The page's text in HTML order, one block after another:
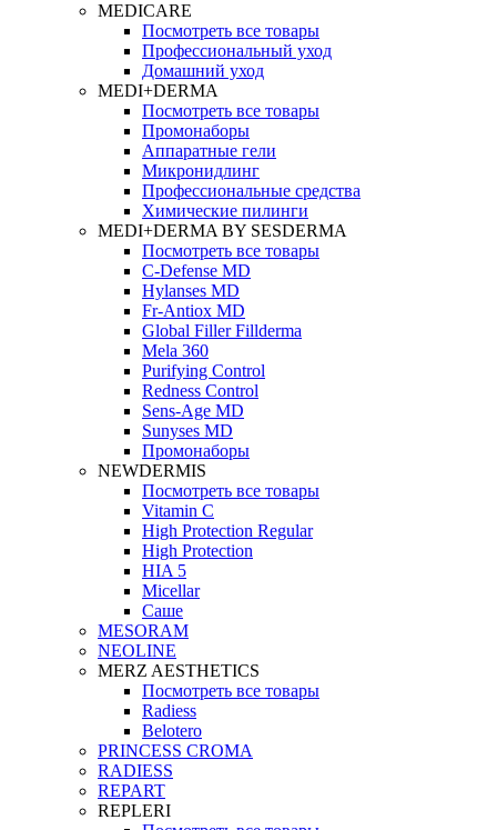
MEDICARE
Посмотреть все товары
Профессиональный уход
Домашний уход
MEDI+DERMA
Посмотреть все товары
Промонаборы
Аппаратные гели
Микронидлинг
Профессиональные средства
Химические пилинги
MEDI+DERMA BY SESDERMA
Посмотреть все товары
C-Defense MD
Hylanses MD
Fr‑Antiox MD
Global Filler Fillderma
Mela 360
Purifying Control
Redness Control
Sens-Age MD
Sunyses MD
Промонаборы
NEWDERMIS
Посмотреть все товары
Vitamin C
High Protection Regular
High Protection
HIA 5
Micellar
Саше
MESORAM
NEOLINE
MERZ AESTHETICS
Посмотреть все товары
Radiess
Belotero
PRINCESS CROMA
RADIESS
REPART
REPLERI